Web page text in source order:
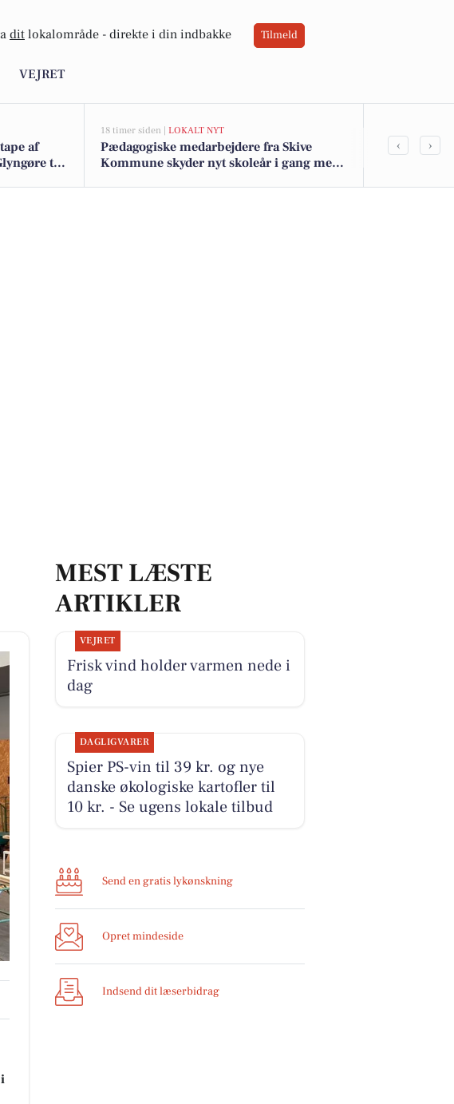
dit lokalområde - direkte i din indbakke Tilmeld
VEJRET
af
til
18 timer siden | LOKALT NYT
Pædagogiske medarbejdere fra Skive
Kommune skyder nyt skoleår i gang med
Top 6 over
‹ ›
MEST LÆSTE
ARTIKLER
VEJRET
Frisk vind holder varmen nede i
dag
DAGLIGVARER
Spier PS-vin til 39 kr. og nye
danske økologiske kartofler til
10 kr. - Se ugens lokale tilbud
Send en gratis lykønskning
Opret mindeside
Indsend dit læserbidrag